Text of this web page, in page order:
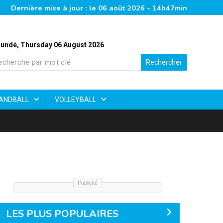
Dernière mise à jour : le 06 août 2026 - 14h47min
Thursday 06 August 2026
Rechercher
VOLLEYBALL
Publicité
LES PLUS POPULAIRES